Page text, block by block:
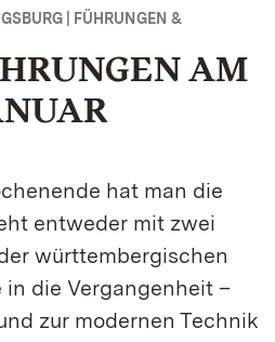
| FÜHRUNGEN &
AM
hat man die
entweder mit zwei
württembergischen
in die Vergangenheit –
zur modernen Technik